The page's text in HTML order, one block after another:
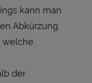
kann man
Abkürzung
welche
der